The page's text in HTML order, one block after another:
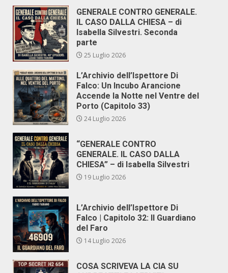
GENERALE CONTRO GENERALE.
IL CASO DALLA CHIESA – di
Isabella Silvestri. Seconda
parte
25 Luglio 2026
L’Archivio dell’Ispettore Di
Falco: Un Incubo Arancione
Accende la Notte nel Ventre del
Porto (Capitolo 33)
24 Luglio 2026
“GENERALE CONTRO
GENERALE. IL CASO DALLA
CHIESA” – di Isabella Silvestri
19 Luglio 2026
L’Archivio dell’Ispettore Di
Falco | Capitolo 32: Il Guardiano
del Faro
14 Luglio 2026
COSA SCRIVEVA LA CIA SU